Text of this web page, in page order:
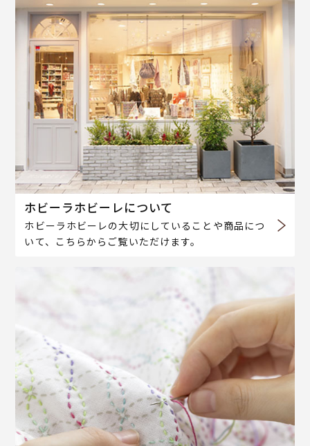
ホビーラホビーレについて
ホビーラホビーレの大切にしていることや商品につ
いて、こちらからご覧いただけます。